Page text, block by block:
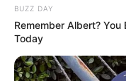
16:31 / 05 Avqust 2026
BUZZ DAY
Remember Albert?
Today